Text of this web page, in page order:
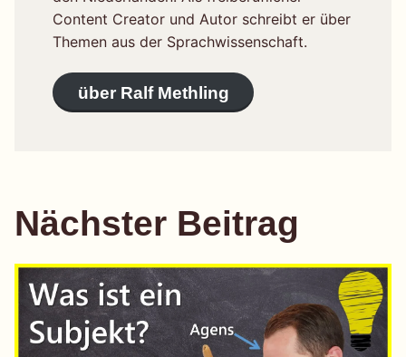
Content Creator und Autor schreibt er über
Themen aus der Sprachwissenschaft.
über Ralf Methling
Nächster Beitrag